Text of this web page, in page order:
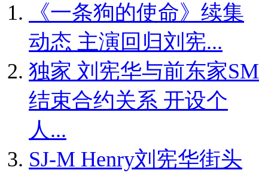
《一条狗的使命》续集
动态 主演回归刘宪...
独家 刘宪华与前东家SM
结束合约关系 开设个
人...
SJ-M Henry刘宪华街头